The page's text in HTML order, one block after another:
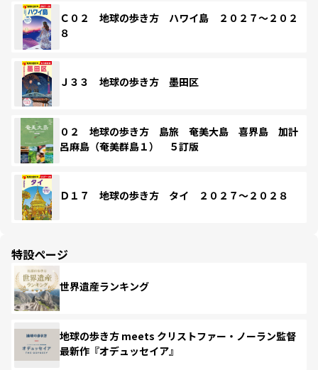
Ｃ０２ 地球の歩き方 ハワイ島 ２０２７～２０２
８
Ｊ３３ 地球の歩き方 墨田区
０２ 地球の歩き方 島旅 奄美大島 喜界島 加計
呂麻島（奄美群島１） ５訂版
Ｄ１７ 地球の歩き方 タイ ２０２７～２０２８
特設ページ
世界遺産ランキング
地球の歩き方 meets クリストファー・ノーラン監督
最新作『オデュッセイア』